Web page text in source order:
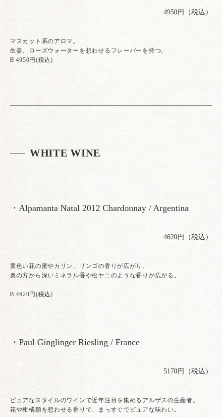
4950円（税込）
マスカット系のアロマ。
生姜、ローズウォーターを想わせるフレーバーを持つ。
B 4950円(税込)
WHITE WINE
・Alpamanta Natal 2012 Chardonnay / Argentina
4620円（税込）
黄色い花の蜜やカリン、リンゴの香りが広がり、
奥の方から深いミネラル香や松ヤニのような香りが広がる。
B 4620円(税込)
・Paul Ginglinger Riesling / France
5170円（税込）
ピュアなスタイルのワインで近年注目を集めるアルザスの生産者。
花や柑橘類を想わせる香りで、まっすぐでピュアな味わい。